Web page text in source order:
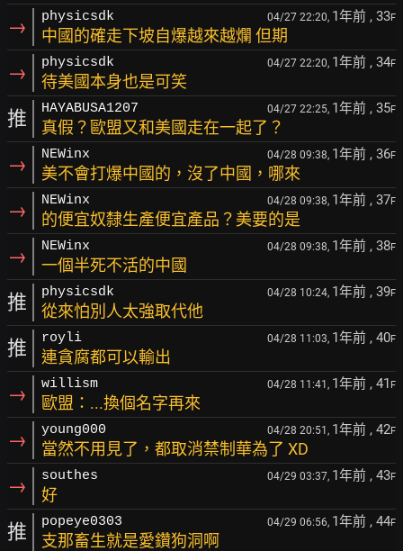
→ physicsdk 04/27 22:20, 1年前 , 33F
中國的確走下坡自爆越來越爛 但期
→ physicsdk 04/27 22:20, 1年前 , 34F
待美國本身也是可笑
推 HAYABUSA1207 04/27 22:25, 1年前 , 35F
真假？歐盟又和美國走在一起了？
→ NEWinx 04/28 09:38, 1年前 , 36F
美不會打爆中國的，沒了中國，哪來
→ NEWinx 04/28 09:38, 1年前 , 37F
的便宜奴隸生產便宜產品？美要的是
→ NEWinx 04/28 09:38, 1年前 , 38F
一個半死不活的中國
推 physicsdk 04/28 10:24, 1年前 , 39F
從來怕別人太強取代他
推 royli 04/28 11:03, 1年前 , 40F
連貪腐都可以輸出
→ willism 04/28 11:41, 1年前 , 41 F
歐盟：...換個名字再來
→ young000 04/28 20:51, 1年前 , 42F
當然不用見了，都取消禁制華為了 XD
→ southes 04/29 03:37, 1年前 , 43F
好
推 popeye0303 04/29 06:56, 1年前 , 44F
支那畜生就是愛鑽狗洞啊